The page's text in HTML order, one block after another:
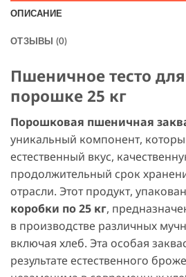
ОПИСАНИЕ
ОТЗЫВЫ (0)
Пшеничное тесто
порошке 25 кг
Порошковая пшеничная
уникальный компонент,
естественный вкус,
продолжительный срок
отрасли. Этот продукт,
коробки по 25 кг,
в производстве различных
включая хлеб. Эта особая
результате естественного